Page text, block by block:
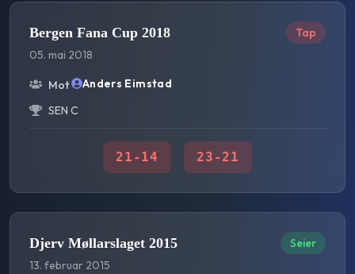
Bergen Fana Cup 2018
05. mai 2018
Tap
Mot
Anders Eimstad
SEN C
21 -14 23 -21
Djerv Møllarslaget 2015
13. februar 2015
Seier